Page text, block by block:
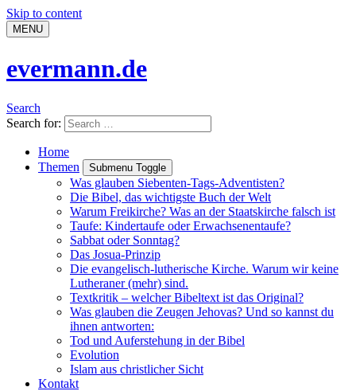
Skip to content
MENU
evermann.de
Search
Search for:
Home
Themen
Submenu Toggle
Was glauben Siebenten-Tags-Adventisten?
Die Bibel, das wichtigste Buch der Welt
Warum Freikirche? Was an der Staatskirche falsch ist
Taufe: Kindertaufe oder Erwachsenentaufe?
Sabbat oder Sonntag?
Das Josua-Prinzip
Die evangelisch-lutherische Kirche. Warum wir keine
Lutheraner (mehr) sind.
Textkritik – welcher Bibeltext ist das Original?
Was glauben die Zeugen Jehovas? Und so kannst du
ihnen antworten:
Tod und Auferstehung in der Bibel
Evolution
Islam aus christlicher Sicht
Kontakt